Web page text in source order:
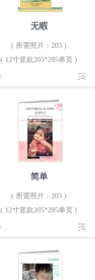
无暇
( 所需照片：203 )
( 12寸竖款205*285单页 )
简单
( 所需照片：203 )
( 12寸竖款205*285单页 )